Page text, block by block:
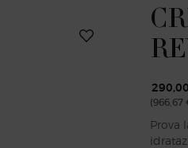
(966,67
Prova